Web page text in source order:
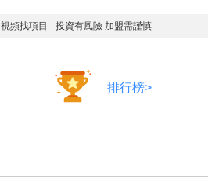
視頻找項目 投資有風險 加盟需謹慎
排行榜>